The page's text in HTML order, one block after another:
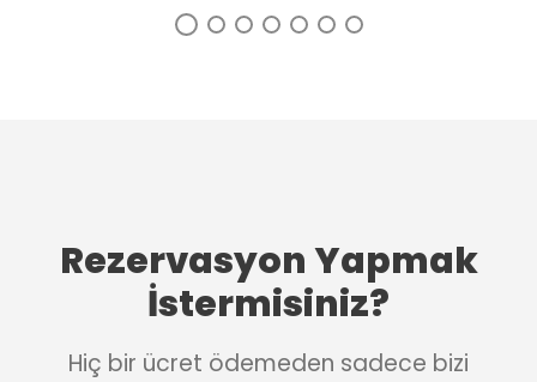
Rezervasyon Yapmak
İstermisiniz?
Hiç bir ücret ödemeden sadece bizi